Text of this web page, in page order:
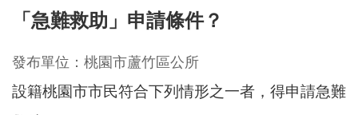
務
職
法
規
「急難救助」申請條件？
發布單位：桃園市蘆竹區公所
設籍桃園市市民符合下列情形之一者，得申請急難